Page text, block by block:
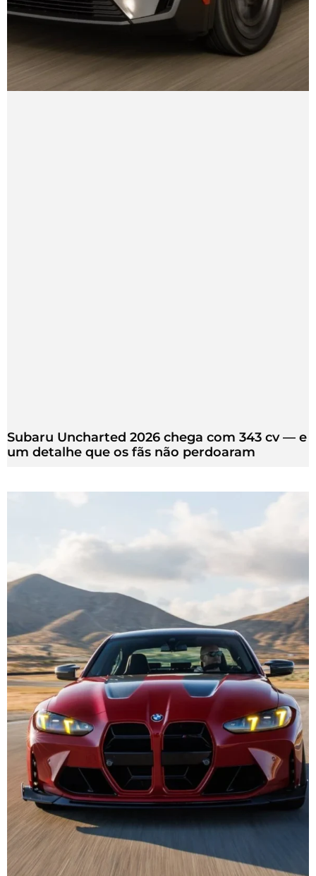
Subaru Uncharted 2026 chega com 343 cv — e
um detalhe que os fãs não perdoaram